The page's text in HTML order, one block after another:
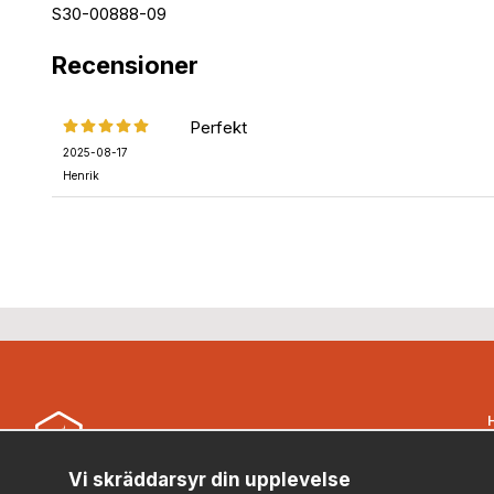
S30-00888-09
Recensioner
2025-08-17
Henrik
Perfekt
Security Store Sweden AB (559430-0914)
Vi skräddarsyr din upplevelse